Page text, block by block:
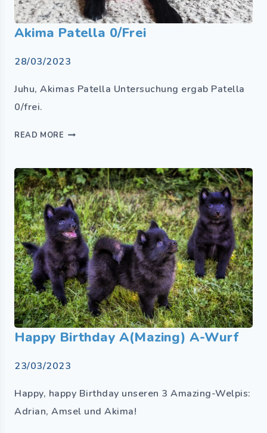
Akima Patella 0/frei
28/03/2023
Juhu, Akimas Patella Untersuchung ergab Patella
0/frei.
READ MORE
Happy Birthday A(mazing) A-Wurf
23/03/2023
Happy, happy Birthday unseren 3 Amazing-Welpis:
Adrian, Amsel und Akima!